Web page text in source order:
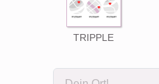
TRIPPLE